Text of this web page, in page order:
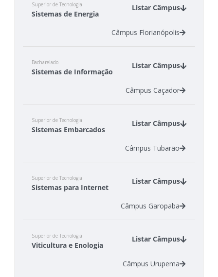
Superior de Tecnologia
Sistemas de Energia
Listar Câmpus
Câmpus Florianópolis
Bacharelado
Sistemas de Informação
Listar Câmpus
Câmpus Caçador
Superior de Tecnologia
Sistemas Embarcados
Listar Câmpus
Câmpus Tubarão
Superior de Tecnologia
Sistemas para Internet
Listar Câmpus
Câmpus Garopaba
Superior de Tecnologia
Viticultura e Enologia
Listar Câmpus
Câmpus Urupema